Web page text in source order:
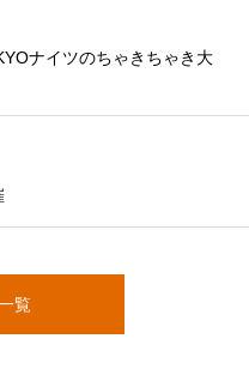
ナイツのちゃきちゃき大
覧